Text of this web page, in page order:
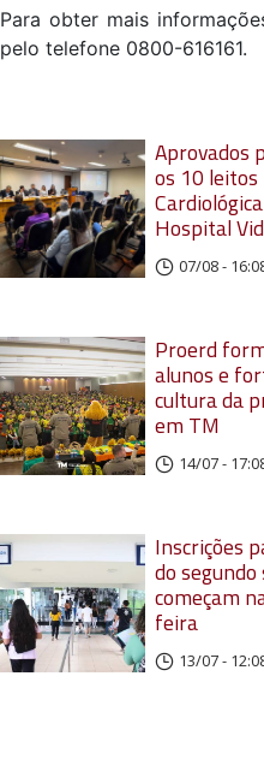
Para obter mais
pelo telefone 0800-616161.
Aprovados
os 10
Hospital
07/08 -
Proerd
alunos e
cultura da
em TM
14/07 -
Inscrições
do
começam
feira
13/07 -